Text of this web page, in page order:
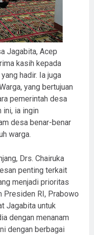
Jagabita, Acep
kasih kepada
hadir. Ia juga
yang bertujuan
pemerintah desa
ini, ia ingin
desa benar-benar
warga.
Drs. Chairuka
penting terkait
menjadi prioritas
Presiden RI, Prabowo
Jagabita untuk
dengan menanam
dengan berbagai